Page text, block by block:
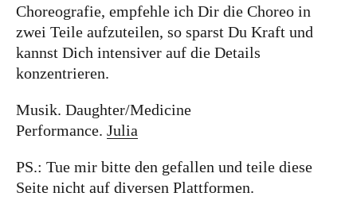
Choreografie, empfehle ich Dir die Choreo in
zwei Teile aufzuteilen, so sparst Du Kraft und
kannst Dich intensiver auf die Details
konzentrieren.
Musik. Daughter/Medicine
Performance. Julia
PS.: Tue mir bitte den gefallen und teile diese
Seite nicht auf diversen Plattformen.